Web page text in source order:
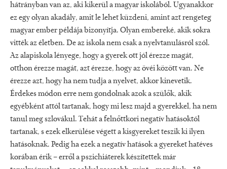
hátrányban van az, aki kikerül a magyar iskolából. Ugyanakkor
ez egy olyan akadály, amit le lehet küzdeni, amint azt rengeteg
magyar ember példája bizonyítja. Olyan embereké, akik sokra
vitték az életben. De az iskola nem csak a nyelvtanulásról szól.
Az alapiskola lényege, hogy a gyerek ott jól érezze magát,
otthon érezze magát, azt érezze, hogy az övéi között van. Ne
érezze azt, hogy ha nem tudja a nyelvet, akkor kinevetik.
Érdekes módon erre nem gondolnak azok a szülők, akik
egyébként attól tartanak, hogy mi lesz majd a gyerekkel, ha nem
tanul meg szlovákul. Tehát a felnőttkori negatív hatásoktól
tartanak, s ezek elkerülése végett a kisgyereket teszik ki ilyen
hatásoknak. Pedig ha ezek a negatív hatások a gyereket hatéves
korában érik – erről a pszichiáterek készítettek már